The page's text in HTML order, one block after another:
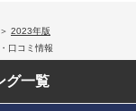
2023年版
口コミ情報
グ一覧